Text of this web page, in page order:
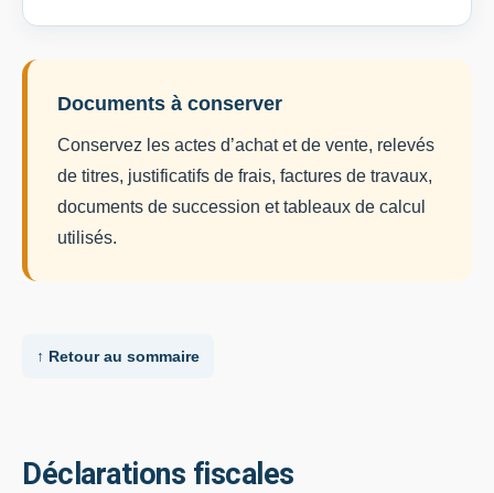
Documents à conserver
Conservez les actes d’achat et de vente, relevés
de titres, justificatifs de frais, factures de travaux,
documents de succession et tableaux de calcul
utilisés.
↑ Retour au sommaire
Déclarations fiscales